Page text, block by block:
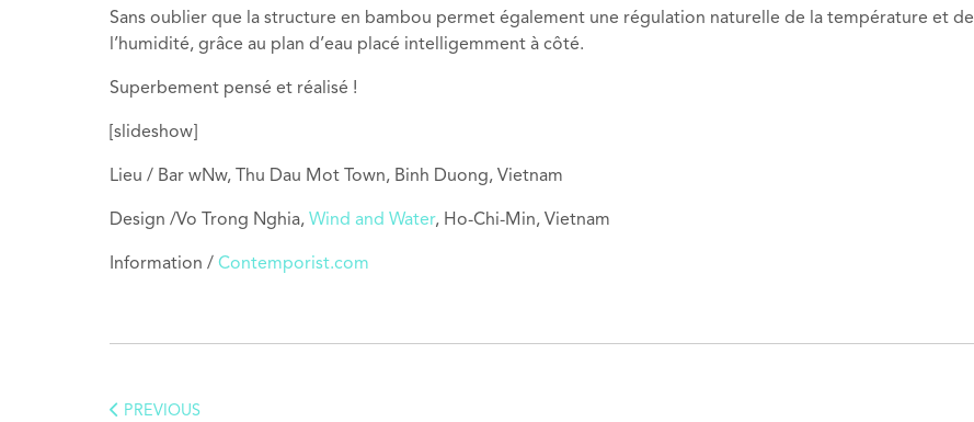
Sans oublier que la structure en bambou permet également une régulation naturelle de la température et de
l’humidité, grâce au plan d’eau placé intelligemment à côté.
Superbement pensé et réalisé !
[slideshow]
Lieu / Bar wNw, Thu Dau Mot Town, Binh Duong, Vietnam
Design /Vo Trong Nghia, Wind and Water, Ho-Chi-Min, Vietnam
Information / Contemporist.com
PREVIOUS